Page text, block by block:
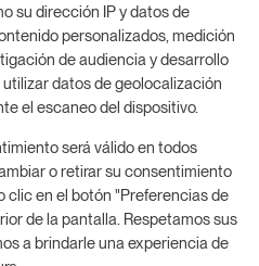
empezar tu prueba
su dirección IP y datos de
personalizados, medición
de audiencia y desarrollo
datos de geolocalización
el escaneo del dispositivo.
será válido en todos
o retirar su consentimiento
en el botón "Preferencias de
de la pantalla. Respetamos sus
a brindarle una experiencia de